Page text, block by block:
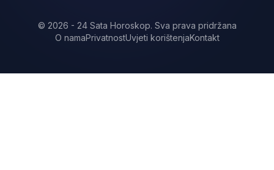
© 2026 - 24 Sata Horoskop. Sva prava pridržana
O namaPrivatnostUvjeti korištenjaKontakt